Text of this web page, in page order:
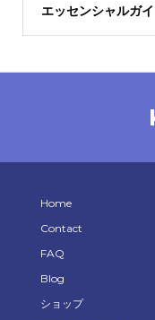
エッセンシャルガ
Home
Contact
FAQ
Blog
ショップ